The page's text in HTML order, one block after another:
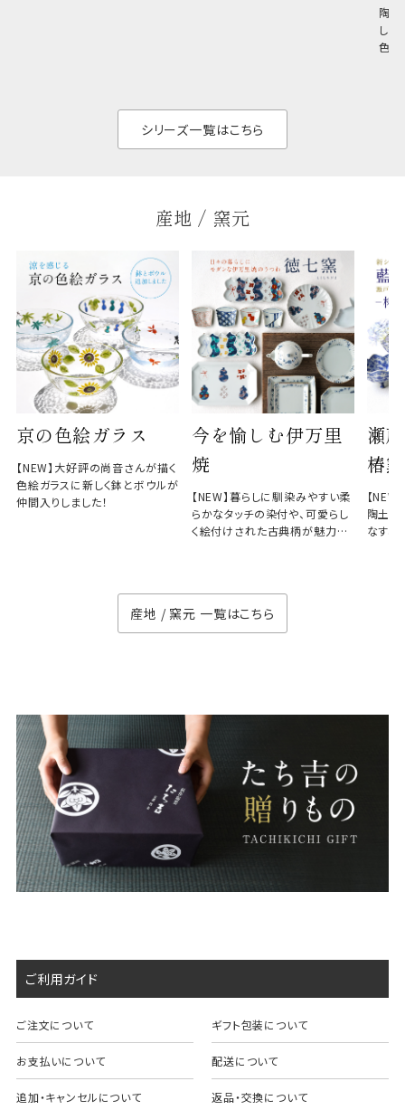
陶器
しい
色の
シリーズ一覧はこちら
産地 / 窯元
京の色絵ガラス
【NEW】大好評の尚音さんが描く
色絵ガラスに新しく鉢とボウルが
仲間入りしました！
今を愉しむ伊万里
焼
【NEW】暮らしに馴染みやすい柔
らかなタッチの染付や、可愛らし
く絵付けされた古典柄が魅力の
瀬
椿窯
【
陶土と
なす、
産地 / 窯元 一覧はこちら
ご利用ガイド
ご注文について ギフト包装について
お支払いについて 配送について
追加・キャンセルについて 返品・交換について